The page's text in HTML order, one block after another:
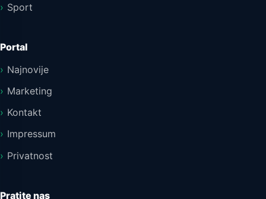
Sport
Portal
Najnovije
Marketing
Kontakt
Impressum
Privatnost
Pratite nas